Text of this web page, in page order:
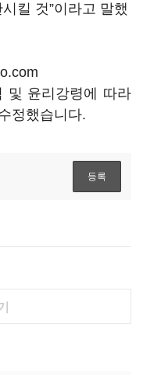
킬 것”이라고 말했
및 윤리강령에 따라
정했습니다.